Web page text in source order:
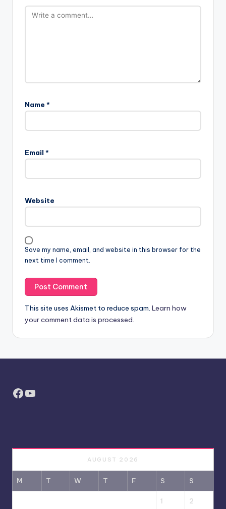
Name *
Email *
Website
Save my name, email, and website in this browser for the
next time I comment.
This site uses Akismet to reduce spam. Learn how
your comment data is processed.
Facebook
YouTube
AUGUST 2026
M T W T F S S
1 2